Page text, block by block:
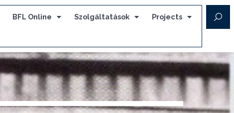
BFL Online Szolgáltatások Projects